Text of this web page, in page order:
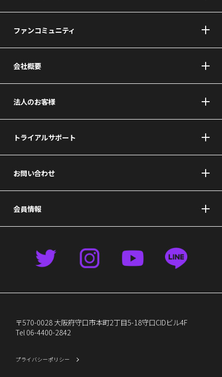
ファンコミュニティ
会社概要
法人のお客様
トライアルサポート
お問い合わせ
会員情報
〒570-0028 大阪府守口市本町2丁目5-18守口CIDビル4F
Tel 06-4400-2842
プライバシーポリシー